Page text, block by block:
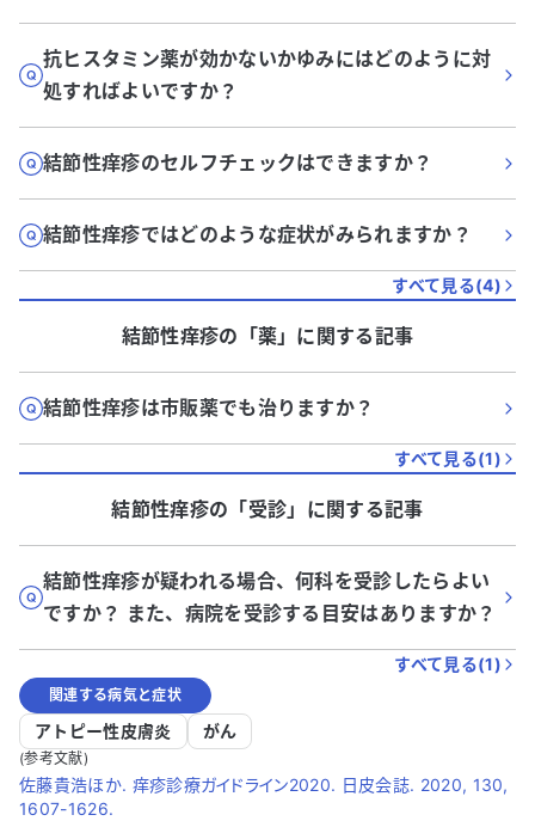
抗ヒスタミン薬が効かないかゆみにはどのように対
処すればよいですか？
結節性痒疹のセルフチェックはできますか？
結節性痒疹ではどのような症状がみられますか？
すべて見る(4)
結節性痒疹の「薬」に関する記事
結節性痒疹は市販薬でも治りますか？
すべて見る(1)
結節性痒疹の「受診」に関する記事
結節性痒疹が疑われる場合、何科を受診したらよい
ですか？ また、病院を受診する目安はありますか？
すべて見る(1)
関連する病気と症状
アトピー性皮膚炎 がん
(参考文献)
佐藤貴浩ほか. 痒疹診療ガイドライン2020. 日皮会誌. 2020, 130,
1607-1626.